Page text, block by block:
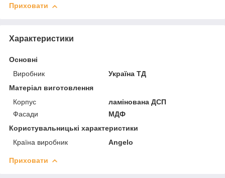
Приховати
Характеристики
Основні
Виробник
Україна ТД
Матеріал виготовлення
Корпус
ламінована ДСП
Фасади
МДФ
Користувальницькі характеристики
Країна виробник
Angelo
Приховати